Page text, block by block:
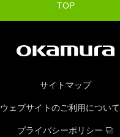
TOP
サイトマップ
ウェブサイトのご利用について
プライバシーポリシー